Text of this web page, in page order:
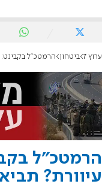
ערוץ 7 ביטחון הרמטכ"ל
הרמטכ"ל
עיוורת?